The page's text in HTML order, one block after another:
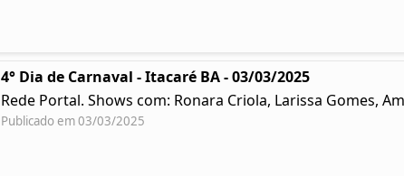
4° Dia de Carnaval - Itacaré BA - 03/03/2025
Rede Portal. Shows com: Ronara Criola, Larissa Gomes,
Publicado em 03/03/2025